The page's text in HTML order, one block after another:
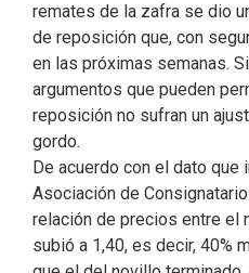
remates de la zafra se dio
de reposición que, con
en las próximas semanas.
argumentos que pueden
reposición no sufran un
gordo.
De acuerdo con el dato
Asociación de
relación de precios entre el
subió a 1,40, es decir, 40%